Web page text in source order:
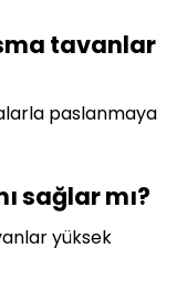
tavanlar
paslanmaya
sağlar mı?
yüksek